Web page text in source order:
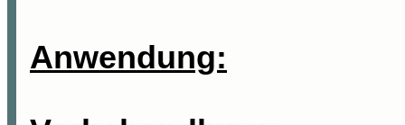
Anwendung: